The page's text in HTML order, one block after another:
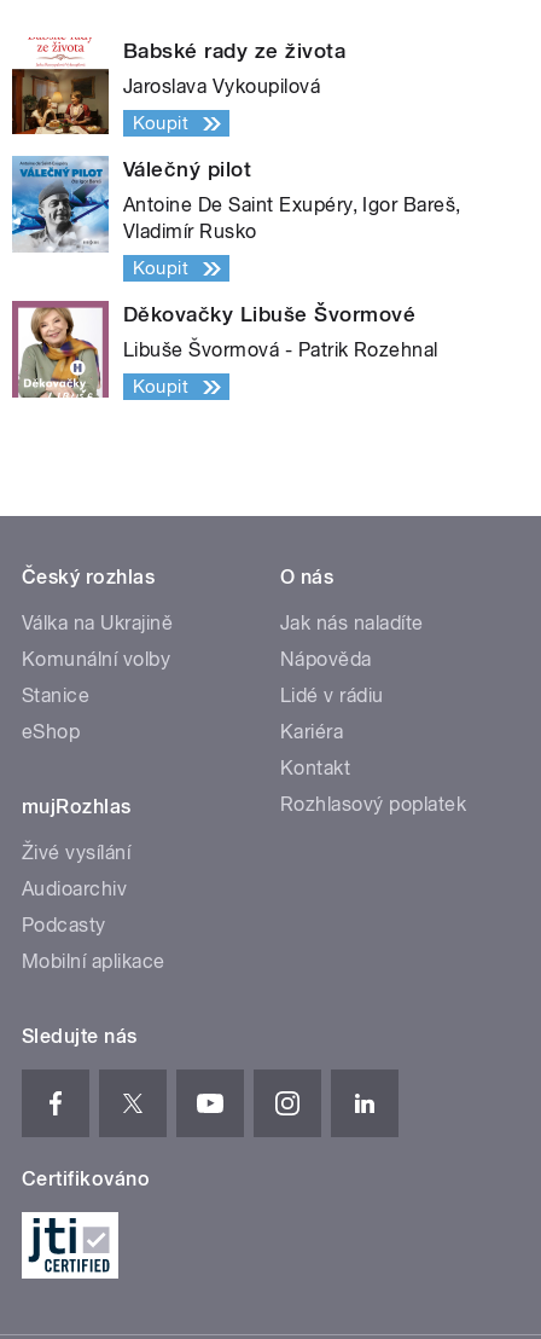
Babské rady ze života
Jaroslava Vykoupilová
Koupit
Válečný pilot
Antoine De Saint Exupéry, Igor Bareš,
Vladimír Rusko
Koupit
Děkovačky Libuše Švormové
Libuše Švormová - Patrik Rozehnal
Koupit
Český rozhlas
Válka na Ukrajině
Komunální volby
Stanice
eShop
mujRozhlas
Živé vysílání
Audioarchiv
Podcasty
Mobilní aplikace
O nás
Jak nás naladíte
Nápověda
Lidé v rádiu
Kariéra
Kontakt
Rozhlasový poplatek
Sledujte nás
Certifikováno